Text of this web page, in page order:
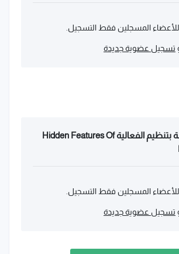
للأعضاء المسجلين فقط التسجيل.
تسجيل عضوية جديدة
المساهمة بتنظيم الفعالية Hidden Features Of
للأعضاء المسجلين فقط التسجيل.
تسجيل عضوية جديدة